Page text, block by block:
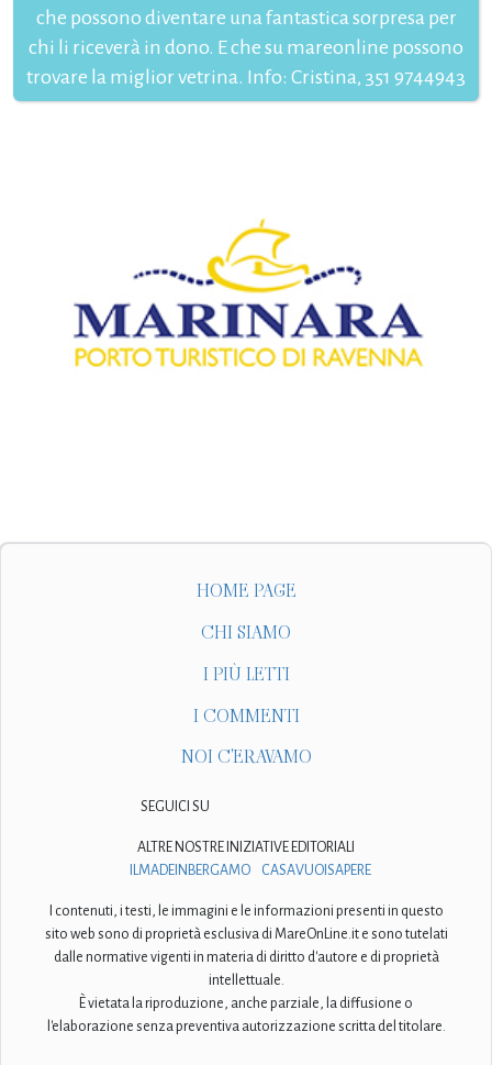
che possono diventare una fantastica sorpresa per
chi li riceverà in dono. E che su mareonline possono
trovare la miglior vetrina. Info: Cristina, 351 9744943
HOME PAGE
CHI SIAMO
I PIÙ LETTI
I COMMENTI
NOI C'ERAVAMO
SEGUICI SU
ALTRE NOSTRE INIZIATIVE EDITORIALI
ILMADEINBERGAMO
CASAVUOISAPERE
I contenuti, i testi, le immagini e le informazioni presenti in questo
sito web sono di proprietà esclusiva di MareOnLine.it e sono tutelati
dalle normative vigenti in materia di diritto d'autore e di proprietà
intellettuale.
È vietata la riproduzione, anche parziale, la diffusione o
l'elaborazione senza preventiva autorizzazione scritta del titolare.